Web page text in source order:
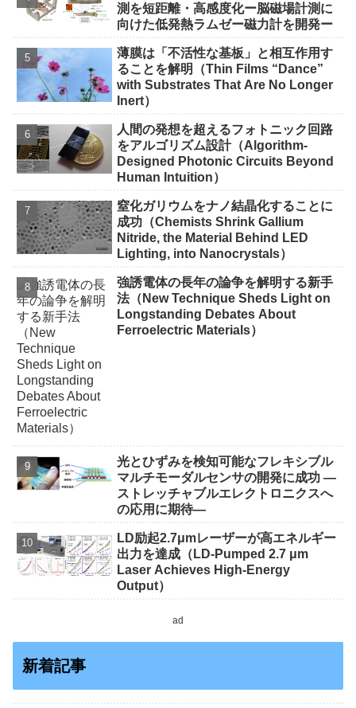
測を短距離・高感度化ー脳磁場計測に
向けた低発熱ラムゼー磁力計を開発ー
薄膜は「不活性な基板」と相互作用す
ることを解明（Thin Films “Dance”
with Substrates That Are No Longer
Inert）
人間の発想を超えるフォトニック回路
をアルゴリズム設計（Algorithm-
Designed Photonic Circuits Beyond
Human Intuition）
窒化ガリウムをナノ結晶化することに
成功（Chemists Shrink Gallium
Nitride, the Material Behind LED
Lighting, into Nanocrystals）
強誘電体の長年の論争を解明する新手
法（New Technique Sheds Light on
Longstanding Debates About
Ferroelectric Materials）
光とひずみを検知可能なフレキシブル
マルチモーダルセンサの開発に成功 ―
ストレッチャブルエレクトロニクスへ
の応用に期待―
LD励起2.7μmレーザーが高エネルギー
出力を達成（LD-Pumped 2.7 μm
Laser Achieves High-Energy
Output）
ad
新着記事